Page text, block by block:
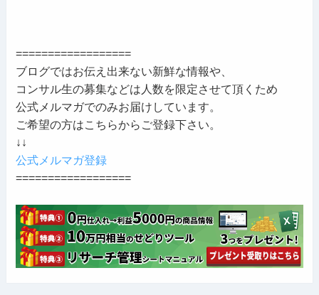
==================
ブログではお伝え出来ない新鮮な情報や、
コンサル生の募集などは人数を限定させて頂くため
公式メルマガでのみお届けしています。
ご希望の方はこちらからご登録下さい。
↓↓
公式メルマガ登録
==================